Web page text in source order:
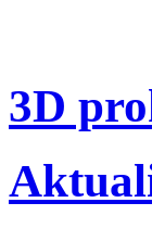
3D